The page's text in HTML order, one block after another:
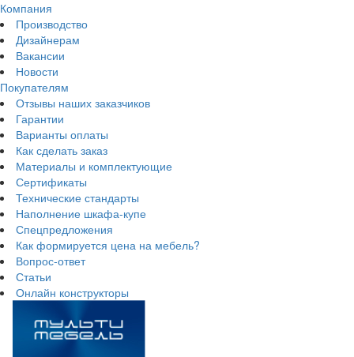
Компания
Производство
Дизайнерам
Вакансии
Новости
Покупателям
Отзывы наших заказчиков
Гарантии
Варианты оплаты
Как сделать заказ
Материалы и комплектующие
Сертификаты
Технические стандарты
Наполнение шкафа-купе
Спецпредложения
Как формируется цена на мебель?
Вопрос-ответ
Статьи
Онлайн конструкторы